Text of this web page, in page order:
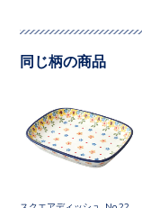
同じ柄の商品